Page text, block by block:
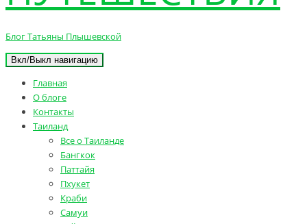
Блог Татьяны Плышевской
Вкл/Выкл навигацию
Главная
О блоге
Контакты
Таиланд
Все о Таиланде
Бангкок
Паттайя
Пхукет
Краби
Самуи